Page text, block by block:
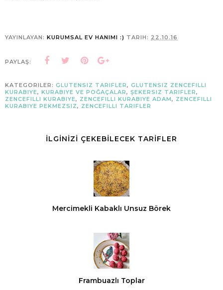
YAYINLAYAN: KURUMSAL EV HANIMI :) TARIH: 22.10.16
PAYLAŞ:
KATEGORILER: GLUTENSIZ TARIFLER, GLUTENSIZ ZENCEFILLI
KURABIYE, KURABIYE VE POĞAÇALAR, ŞEKERSIZ TARIFLER,
ZENCEFILLI KURABIYE, ZENCEFILLI KURABIYE ADAM, ZENCEFILLI
KURABIYE PEKMEZSIZ, ZENCEFILLI TARIFLER
İLGİNİZİ ÇEKEBİLECEK TARİFLER
Mercimekli Kabaklı Unsuz Börek
Frambuazlı Toplar